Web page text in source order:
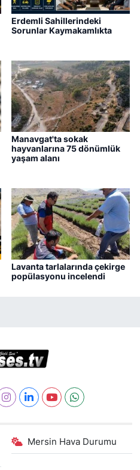
Erdemli Sahillerindeki
Sorunlar Kaymakamlıkta
Manavgat'ta sokak
hayvanlarına 75 dönümlük
yaşam alanı
Lavanta tarlalarında çekirge
popülasyonu incelendi
Mersin Hava Durumu